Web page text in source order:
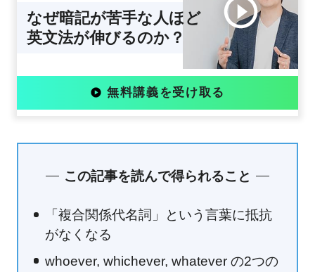
なぜ暗記が苦手な人ほど
英文法が伸びるのか？
無料講義を受け取る
この記事を読んで得られること
「複合関係代名詞」という言葉に抵抗
がなくなる
whoever, whichever, whatever の2つの